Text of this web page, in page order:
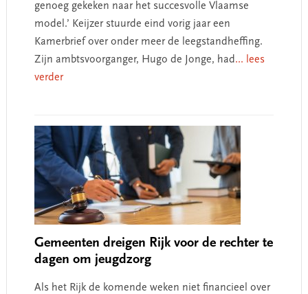
genoeg gekeken naar het succesvolle Vlaamse
model.’ Keijzer stuurde eind vorig jaar een
Kamerbrief over onder meer de leegstandheffing.
Zijn ambtsvoorganger, Hugo de Jonge, had ... lees
verder
Gemeenten dreigen Rijk voor de rechter te
dagen om jeugdzorg
Als het Rijk de komende weken niet financieel over